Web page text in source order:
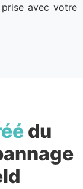
avec votre
du